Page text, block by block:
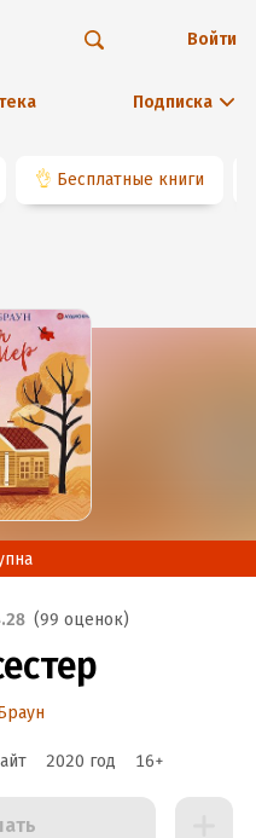
Подписка
Войти
👌 Бесплатные книги
(99 оценок)
2020 год 16+